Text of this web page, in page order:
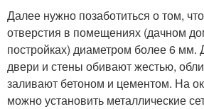
Далее нужно позаботиться о том,
отверстия в помещениях (дачном
постройках) диаметром более 6 мм.
двери и стены обивают жестью,
заливают бетоном и цементом. На
можно установить металлические